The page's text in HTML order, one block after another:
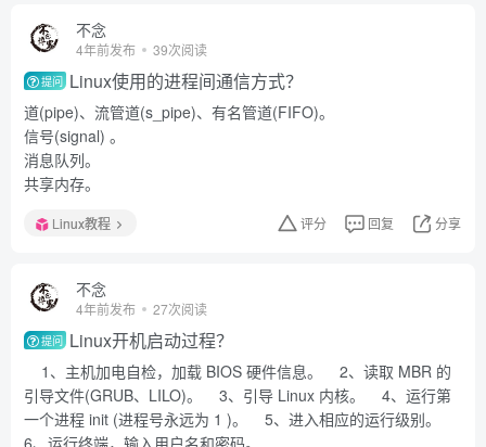
不念
4年前发布 39次阅读
提问 Linux使用的进程间通信方式？
道(pipe)、流管道(s_pipe)、有名管道(FIFO)。
信号(signal) 。
消息队列。
共享内存。
Linux教程 评分 回复 分享
不念
4年前发布 27次阅读
提问 Linux开机启动过程？
1、主机加电自检，加载 BIOS 硬件信息。 2、读取 MBR 的
引导文件(GRUB、LILO)。 3、引导 Linux 内核。 4、运行第
一个进程 init (进程号永远为 1 )。 5、进入相应的运行级别。
6、运行终端，输入用户名和密码。